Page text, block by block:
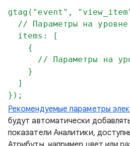
gtag("event",
// Параметры на уровне
items: [
{
// Параметры на
}
]
});
Рекомендуемые параметры
будут автоматически
показатели Аналитики,